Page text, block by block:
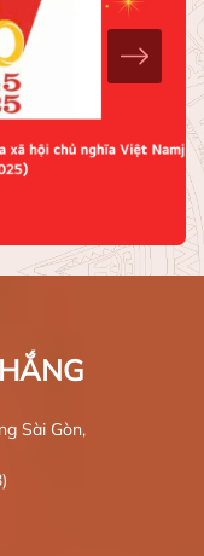
Sài Gòn,